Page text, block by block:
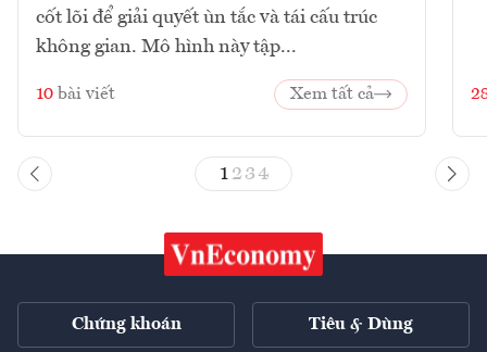
cốt lõi để giải quyết ùn tắc và tái cấu trúc
không gian. Mô hình này tập...
10 bài viết Xem tất cả
1 23 4
Chứng khoán Tiêu & Dùng